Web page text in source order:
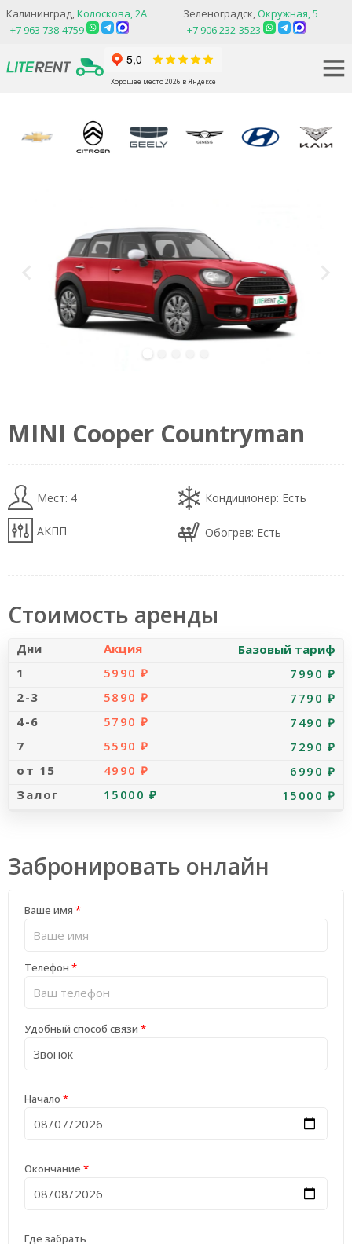
Зеленоградск,Окружная, 5
+7 906 232-3523
Калининград,Колоскова, 2А
+7 963 738-4759
Хорошее место 2026 в Яндексе
MINI Cooper Countryman
Мест: 4 Кондиционер: Есть
АКПП Обогрев: Есть
Стоимость аренды
Акция
Базовый тариф
5990 ₽
7990 ₽
5890 ₽
7790 ₽
5790 ₽
7490 ₽
5590 ₽
7290 ₽
4990 ₽
6990 ₽
15000 ₽
15000 ₽
Забронировать онлайн
Ваше имя *
Телефон *
Удобный способ связи *
Начало *
Окончание *
Где забрать